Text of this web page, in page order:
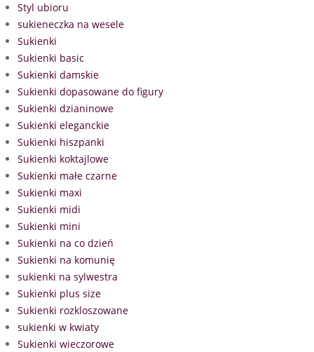
Styl ubioru
sukieneczka na wesele
Sukienki
Sukienki basic
Sukienki damskie
Sukienki dopasowane do figury
Sukienki dzianinowe
Sukienki eleganckie
Sukienki hiszpanki
Sukienki koktajlowe
Sukienki małe czarne
Sukienki maxi
Sukienki midi
Sukienki mini
Sukienki na co dzień
Sukienki na komunię
sukienki na sylwestra
Sukienki plus size
Sukienki rozkloszowane
sukienki w kwiaty
Sukienki wieczorowe